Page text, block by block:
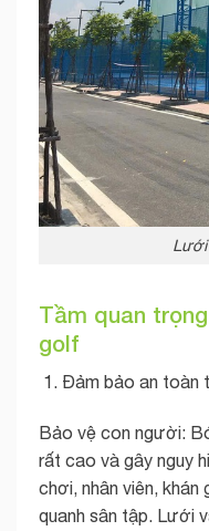
Lưới
Tầm quan
golf
Đảm bảo an toàn
Bảo vệ con người:
rất cao và gây nguy
chơi, nhân viên,
quanh sân tập. Lưới